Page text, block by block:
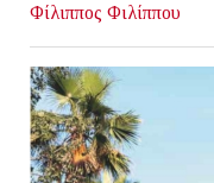
Φίλιππος Φιλίππου